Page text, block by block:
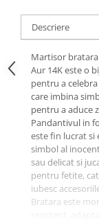
Descriere
Martisor
Aur 14K este o
pentru a
care imbina
pentru a aduce
Pandantivul in
este fin lucrat si
simbol al
sau delicat si
pentru fetite,
iubesc
Bratara este